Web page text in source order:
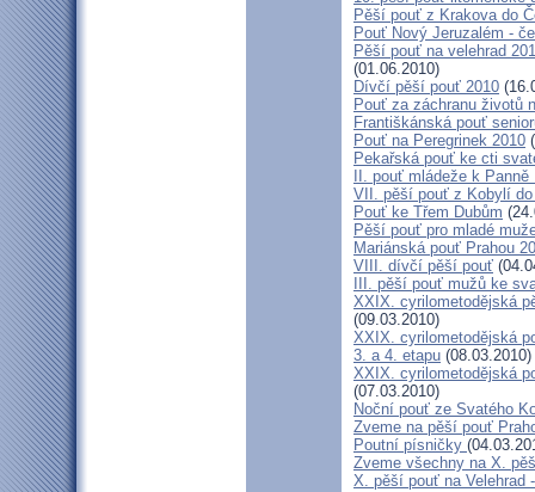
Pěší pouť z Krakova do
Pouť Nový Jeruzalém -
Pěší pouť na velehrad
(01.06.2010)
Dívčí pěší pouť 2010
Pouť za záchranu životů
Františkánská pouť
Pouť na Peregrinek 2010
Pekařská pouť ke cti
II. pouť mládeže k
VII. pěší pouť z Kobylí
Pouť ke Třem Dubům
Pěší pouť pro mladé
Mariánská pouť Prahou
VIII. dívčí pěší pouť
III. pěší pouť mužů ke
XXIX. cyrilometodějská
(09.03.2010)
XXIX. cyrilometodějská
3. a 4. etapu (08.03.2010)
XXIX. cyrilometodějská
(07.03.2010)
Noční pouť ze Svatého
Zveme na pěší pouť
Poutní písničky
Zveme všechny na X.
X. pěší pouť na Velehrad